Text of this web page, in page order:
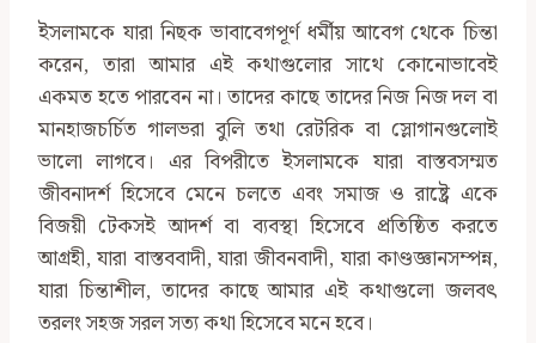
ইসলামকে যারা নিছক ভাবাবেগপূর্ণ ধর্মীয় আবেগ থেকে চিন্তা
করেন, তারা আমার এই কথাগুলোর সাথে কোনোভাবেই
একমত হতে পারবেন না। তাদের কাছে তাদের নিজ নিজ দল বা
মানহাজচর্চিত গালভরা বুলি তথা রেটরিক বা স্লোগানগুলোই
ভালো লাগবে। এর বিপরীতে ইসলামকে যারা বাস্তবসম্মত
জীবনাদর্শ হিসেবে মেনে চলতে এবং সমাজ ও রাষ্ট্রে একে
বিজয়ী টেকসই আদর্শ বা ব‍্যবস্থা হিসেবে প্রতিষ্ঠিত করতে
আগ্রহী, যারা বাস্তববাদী, যারা জীবনবাদী, যারা কাণ্ডজ্ঞানসম্পন্ন,
যারা চিন্তাশীল, তাদের কাছে আমার এই কথাগুলো জলবৎ
তরলং সহজ সরল সত্য কথা হিসেবে মনে হবে।